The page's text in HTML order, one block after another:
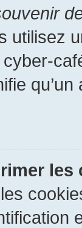
utilisez